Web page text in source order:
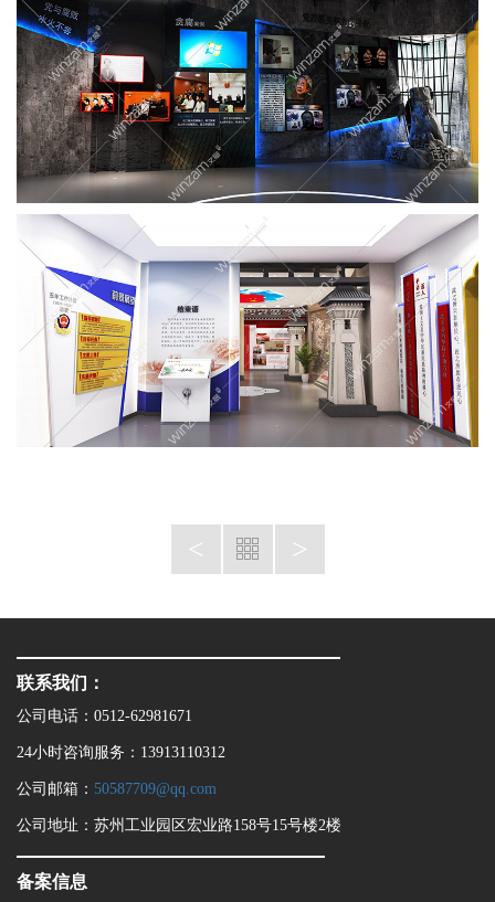
< >
联系我们：
公司电话：0512-62981671
24小时咨询服务：13913110312
公司邮箱： 50587709@qq.com
公司地址：苏州工业园区宏业路158号15号楼2楼
备案信息